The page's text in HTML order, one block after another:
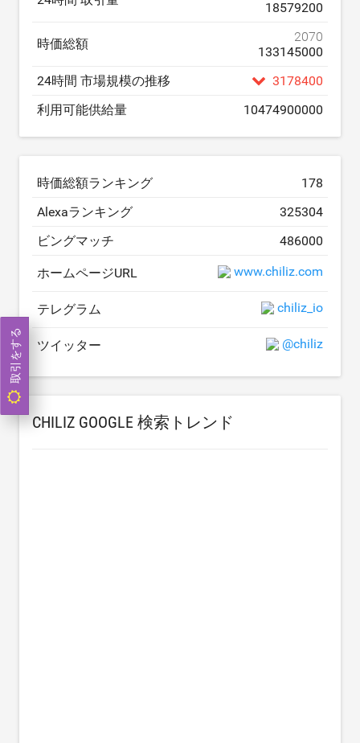
18579200
時価総額
2070
133145000
24時間 市場規模の推移
3178400
利用可能供給量
10474900000
時価総額ランキング
178
Alexaランキング
325304
ビングマッチ
486000
ホームページURL www.chiliz.com
テレグラム chiliz_io
ツイッター @chiliz
CHILIZ GOOGLE 検索トレンド
取引をする